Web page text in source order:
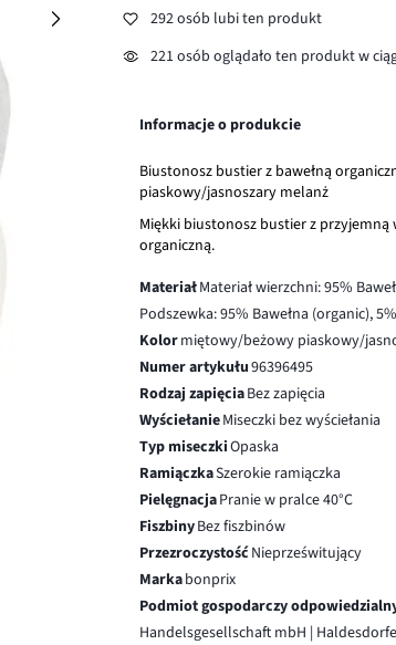
292 osób lubi ten produkt
221 osób oglądało ten produkt w
Informacje o produkcie
Biustonosz bustier z bawełną
piaskowy/jasnoszary melanż
Miękki biustonosz bustier z przyjemną
organiczną.
MateriałMateriał wierzchni: 95%
Podszewka: 95% Bawełna (organic),
Kolormiętowy/beżowy piaskowy/
Numer artykułu96396495
Rodzaj zapięciaBez zapięcia
WyściełanieMiseczki bez wyściełania
Typ miseczkiOpaska
RamiączkaSzerokie ramiączka
PielęgnacjaPranie w pralce 40°C
FiszbinyBez fiszbinów
PrzezroczystośćNieprześwitujący
Markabonprix
Podmiot gospodarczy
Handelsgesellschaft mbH |